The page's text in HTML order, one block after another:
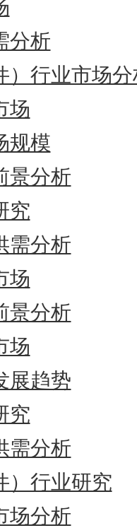
分析
）行业市场分
场
规模
景分析
究
需分析
场
景分析
场
展趋势
究
需分析
）行业研究
场分析